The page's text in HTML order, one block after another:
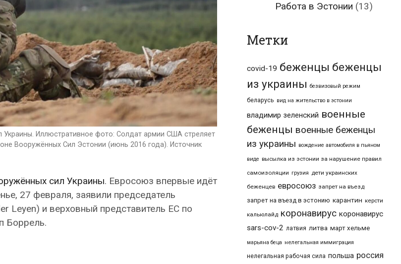
Иллюстративное фото: Солдат армии США стреляет
Вооружённых Сил Эстонии (июнь 2016 года). Источник
сил Украины. Евросоюз впервые идёт
27 февраля, заявили председатель
Leyen) и верховный представитель ЕС по
Боррель.
Работа в Эстонии (13)
Метки
covid-19 беженцы беженцы
из украины безвизовый режим
беларусь вид на жительство в эстонии
владимир зеленский военные
беженцы военные беженцы
из украины вождение автомобиля в пьяном
виде высылка из эстонии за нарушение правил
самоизоляции грузия дети украинских
беженцев евросоюз запрет на въезд
запрет на въезд в эстонию карантин керсти
кальюлайд коронавирус коронавирус
sars-cov-2 латвия литва март хельме
марьяна беца нелегальная иммиграция
нелегальная рабочая сила польша россия